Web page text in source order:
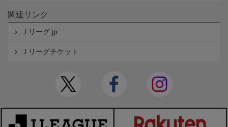
関連リンク
Ｊリーグ.jp
Ｊリーグチケット